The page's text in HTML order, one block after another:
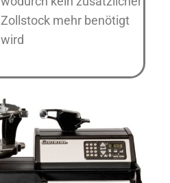
Zollstock mehr benötigt
wird